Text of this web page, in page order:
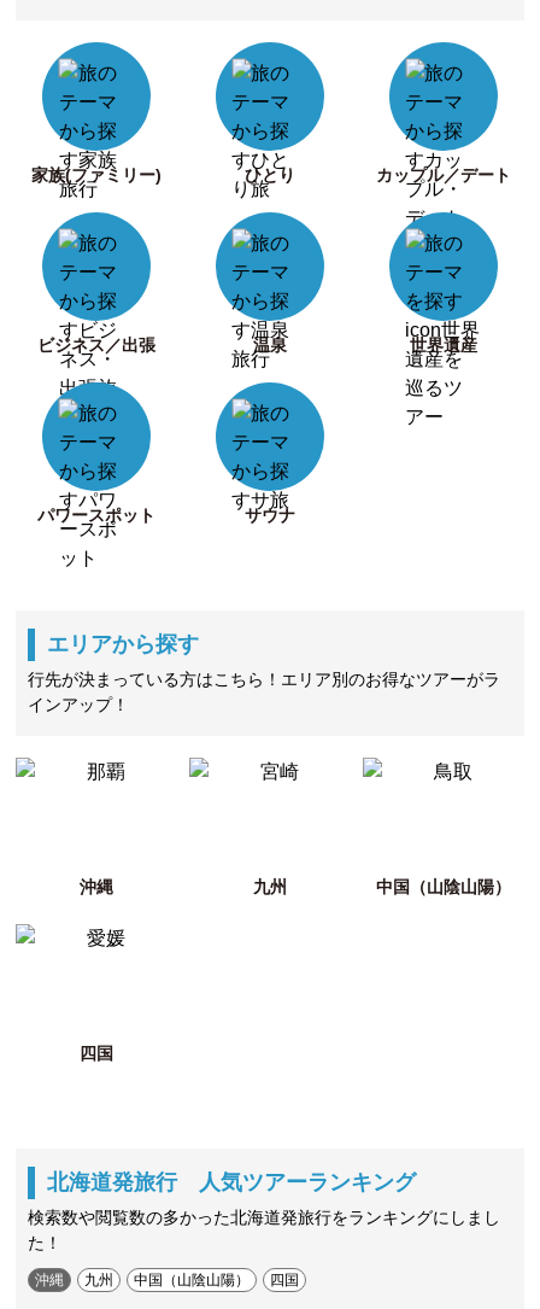
家族(ファミリー) ひとり カップル／デート
ビジネス／出張 温泉 世界遺産
パワースポット サウナ
エリアから探す
行先が決まっている方はこちら！エリア別のお得なツアーがラ
インアップ！
沖縄 九州 中国（山陰山陽）
四国
北海道発旅行 人気ツアーランキング
検索数や閲覧数の多かった北海道発旅行をランキングにしまし
た！
沖縄 九州 中国（山陰山陽） 四国